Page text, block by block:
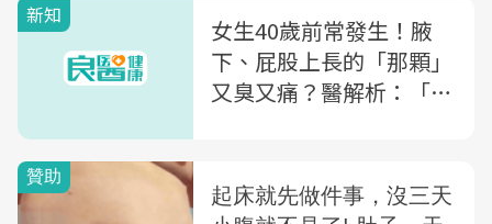
新知
女生40歲前常發生！腋
下、屁股上長的「那顆」
又臭又痛？醫解析：「化